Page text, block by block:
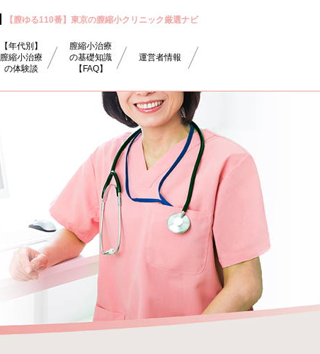
【膣ゆる110番】東京の膣縮小クリニック厳選ナビ
【年代別】
膣縮小治療
の体験談
膣縮小治療
の基礎知識
【FAQ】
運営者情報